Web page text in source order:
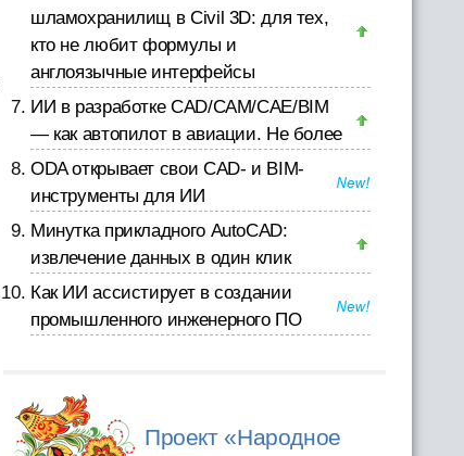
шламохранилищ в Civil 3D: для тех,
кто не любит формулы и
англоязычные интерфейсы
ИИ в разработке CAD/CAM/CAE/BIM
— как автопилот в авиации. Не более
ODA открывает свои CAD- и BIM-
инструменты для ИИ
Минутка прикладного AutoCAD:
извлечение данных в один клик
Как ИИ ассистирует в создании
промышленного инженерного ПО
Проект «Народное